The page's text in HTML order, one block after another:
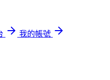
我的帳號